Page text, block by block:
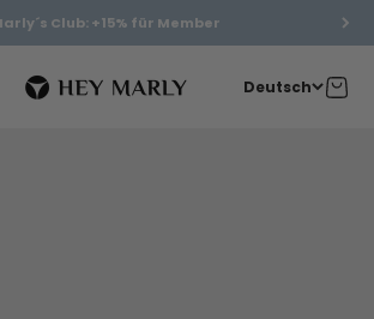
Club: +15% für Member
Hey Marly
Deutsch